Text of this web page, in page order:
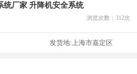
统厂家 升降机安全系统
浏览次数： 312次
发货地:上海市嘉定区